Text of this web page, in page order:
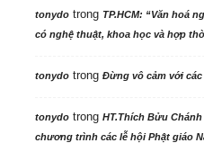
tonydotrong TP.HCM: “Văn hoá
có nghệ thuật, khoa học và hợp
tonydotrong Đừng vô cảm với
tonydotrong HT.Thích Bửu
chương trình các lễ hội Phật giáo